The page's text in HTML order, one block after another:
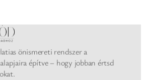
önismereti rendszer a
építve – hogy jobban értsd